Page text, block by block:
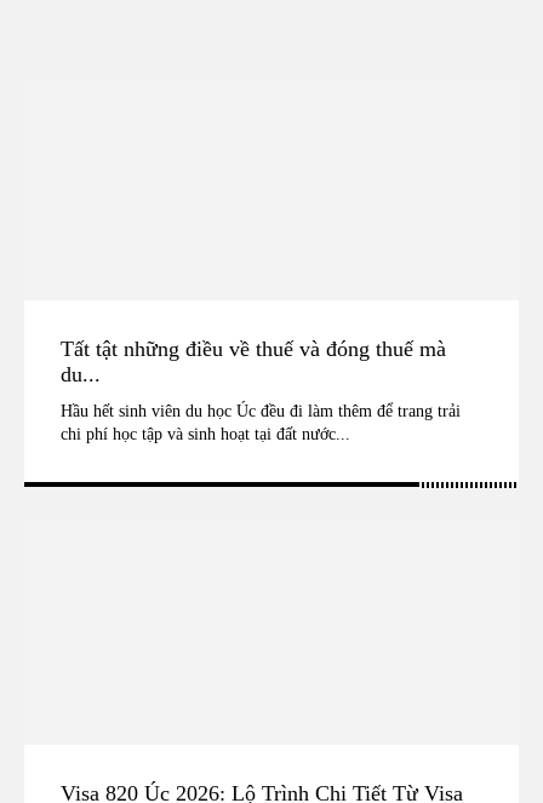
Tất tật những điều về thuế và đóng thuế mà
du...
Hầu hết sinh viên du học Úc đều đi làm thêm để trang trải
chi phí học tập và sinh hoạt tại đất nước...
Visa 820 Úc 2026: Lộ Trình Chi Tiết Từ Visa